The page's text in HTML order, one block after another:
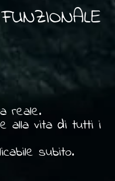
reale.
alla vita di tutti i
subito.